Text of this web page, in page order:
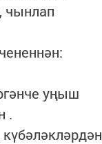
чынлап
уңыш
.